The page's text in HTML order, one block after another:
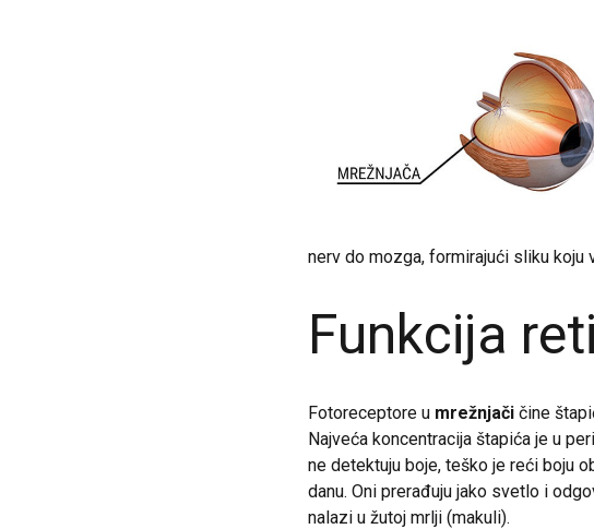
nerv do mozga, formirajući sliku koju
Funkcija
Fotoreceptore u mrežnjači čine
Najveća koncentracija štapića je u
ne detektuju boje, teško je reći boju
danu. Oni prerađuju jako svetlo i
nalazi u žutoj mrlji (makuli).